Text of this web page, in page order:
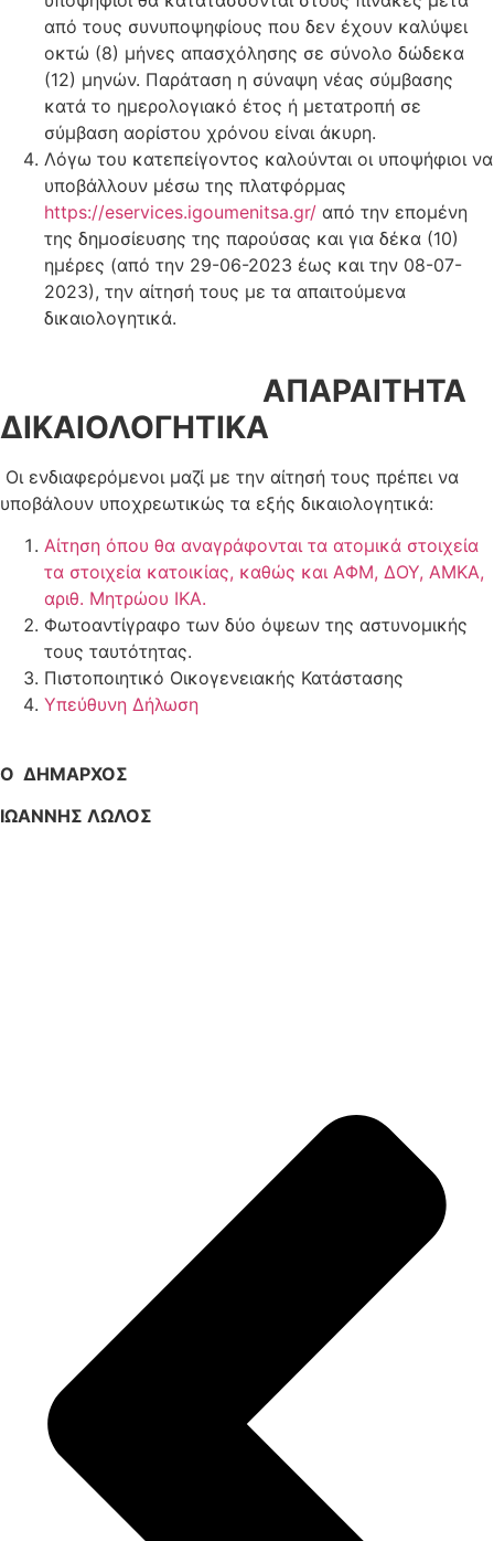
από τους συνυποψηφίους που δεν έχουν καλύψει
οκτώ (8) μήνες απασχόλησης σε σύνολο δώδεκα
(12) μηνών. Παράταση η σύναψη νέας σύμβασης
κατά το ημερολογιακό έτος ή μετατροπή σε
σύμβαση αορίστου χρόνου είναι άκυρη.
Λόγω του κατεπείγοντος καλούνται οι υποψήφιοι να
υποβάλλουν μέσω της πλατφόρμας
https://eservices.igoumenitsa.gr/ από την επομένη
της δημοσίευσης της παρούσας και για δέκα (10)
ημέρες (από την 29-06-2023 έως και την 08-07-
2023), την αίτησή τους με τα απαιτούμενα
δικαιολογητικά.
ΑΠΑΡΑΙΤΗΤΑ
ΔΙΚΑΙΟΛΟΓΗΤΙΚΑ
Οι ενδιαφερόμενοι μαζί με την αίτησή τους πρέπει να
υποβάλουν υποχρεωτικώς τα εξής δικαιολογητικά:
Αίτηση όπου θα αναγράφονται τα ατομικά στοιχεία
τα στοιχεία κατοικίας, καθώς και ΑΦΜ, ΔΟΥ, ΑΜΚΑ,
αριθ. Μητρώου ΙΚΑ.
Φωτοαντίγραφο των δύο όψεων της αστυνομικής
τους ταυτότητας.
Πιστοποιητικό Οικογενειακής Κατάστασης
Υπεύθυνη Δήλωση
Ο ΔΗΜΑΡΧΟΣ
ΙΩΑΝΝΗΣ ΛΩΛΟΣ